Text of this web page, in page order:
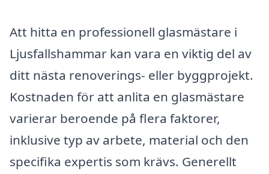
Att hitta en professionell glasmästare i
Ljusfallshammar kan vara en viktig del av
ditt nästa renoverings- eller byggprojekt.
Kostnaden för att anlita en glasmästare
varierar beroende på flera faktorer,
inklusive typ av arbete, material och den
specifika expertis som krävs. Generellt